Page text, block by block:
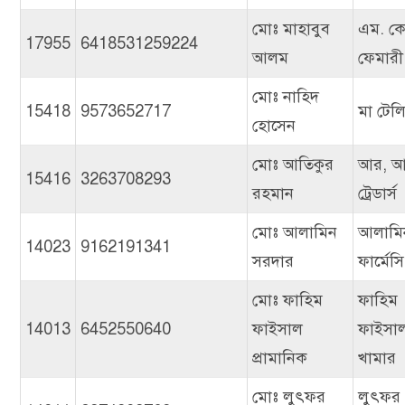
17955 6418531259224
মোঃ মাহাবুব
আলম
এম.
ফেমারী
15418 9573652717
মোঃ নাহিদ
হোসেন
মা
15416 3263708293
মোঃ আতিকুর
রহমান
আর,
ট্রেডার্স
14023 9162191341
মোঃ আলামিন
সরদার
ফার্মেসি
14013 6452550640
মোঃ ফাহিম
ফাইসাল
প্রামানিক
ফাহিম
খামার
মোঃ লুৎফর
লুৎফর